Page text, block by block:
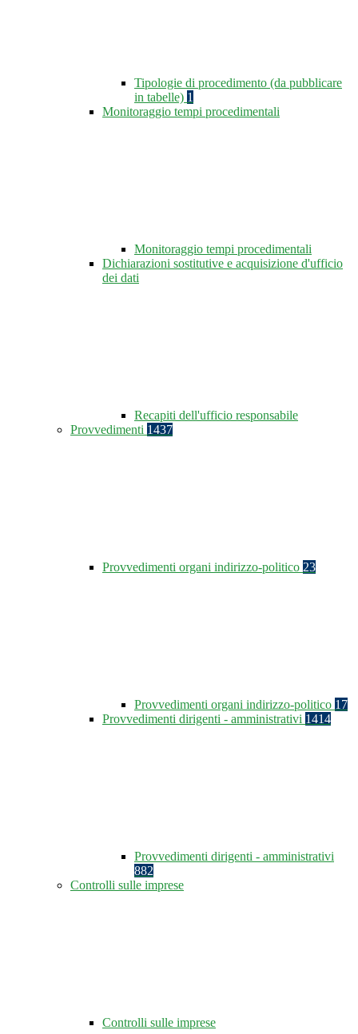
Tipologie di procedimento (da pubblicare
in tabelle) 1
Monitoraggio tempi procedimentali
Monitoraggio tempi procedimentali
Dichiarazioni sostitutive e acquisizione d'ufficio
dei dati
Recapiti dell'ufficio responsabile
Provvedimenti 1437
Provvedimenti organi indirizzo-politico 23
Provvedimenti organi indirizzo-politico 17
Provvedimenti dirigenti - amministrativi 1414
Provvedimenti dirigenti - amministrativi
882
Controlli sulle imprese
Controlli sulle imprese